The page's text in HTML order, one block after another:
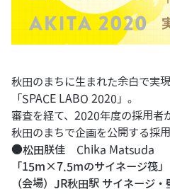
秋田のまちに生まれた余白で実
「SPACE LABO 2020」。
審査を経て、2020年度の採用者
秋田のまちで企画を公開する採
●松田朕佳 Chika Matsuda
「15m×7.5mのサイネージ筏」
（会場）JR秋田駅 サイネージ